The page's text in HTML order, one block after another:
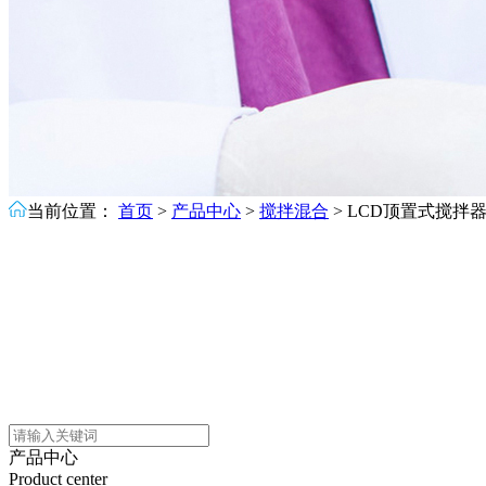
当前位置： 首页 > 产品中心 > 搅拌混合 > LCD顶置式搅拌器
产品中心
Product center